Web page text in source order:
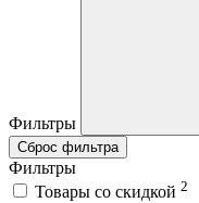
Фильтры
Сброс фильтра
Фильтры
Товары со скидкой 2